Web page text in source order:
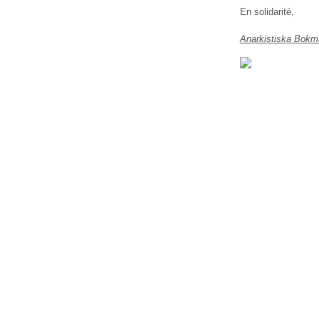
En solidarité,
Anarkistiska